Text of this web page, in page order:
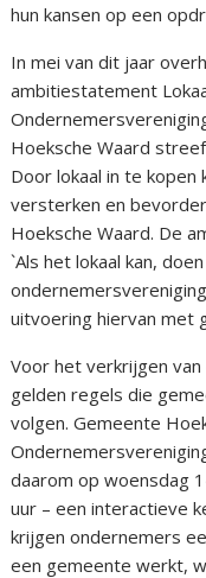
hun kansen op een
In mei van dit jaar
ambitiestatement
Hoeksche Waard
Door lokaal in te kopen
versterken en
Hoeksche Waard. De
`Als het lokaal kan,
uitvoering hiervan met
Voor het verkrijgen
gelden regels die
volgen. Gemeente
daarom op woensdag
uur – een interactieve
krijgen ondernemers
een gemeente werkt,